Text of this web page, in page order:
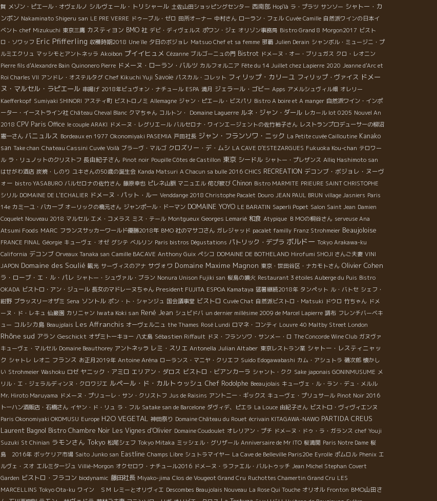
賀 メゾン・ピエール・オヴェルノ シルヴェール・トリシャール 土佐山田ショッピングセンター 西南部 Hop'là ラ・プラツ サンソー シャトー・カ
ンボン Nakaminato Shigeru san LE PRE VERRE ドゥーブル・ゼロ 田所オーナー 中村さん ローラン・フェル Cuvée Camille 自然派ワインの日本イ
ベント chef Mizukuchi 東京三鷹 カスティヨン BMO 社 デビ・ディヴェルス ポワン・ジェ オリゾン事務局 Bistro Grand 8 Morgon2017 ビスト
ロ・ソワッフ Eric Pfifferling 収穫時期2018 Une île 夕日のボジョレ Matsuo Chef et sa femme 那覇 Julien Derain シャンボル・ミュージニ・プ
ルミエクリュ マッシモとアントネッラ Akoibon プイイヒュメ Cézanne ブルゴーニュの門 Bistrot ドメーヌ・オー・ブリュガス クロ・レオニン
Pierre fils d'Alexandre Bain Quinonero Pierre ドメーヌ・ローラン・バルツ カルフォルニア Fête du 14 Juillet chez Lapierre 2020 Jeanne d'Arc et
Roi Charles VII アンドレ・オステルタグ Chef Kikuchi Yuji Savoie パスカル・コレット フィリップ・カリーユ フィリップ・ヴァイス ドメー
ヌ・マルセル・ラピエール 串揚げ 2018年ビュヴォン・ナチュール ESPA 満月 ジェラール・ゴビー Apps アメルシュヴィル畑 オレリー
Kaefferkopf Sumiyaki SHINORI アスティ町 ビストロノミ Allemagne ジャン・ピエール・ビスパリ Bistro A boire et A manger 自然派ワイン・インポ
ーター・イーストライン社 Château Cheval Blanc クマちゃん コルトン・ Domaine Laguerre ルネ・ジャン・ダール レカール lot 0205 Nouvel An
2018 CPV Paris Office le couple ARAKI ドメーヌ・レグリエール バルセロナ・ワインエージェントの佐竹裕子さん レストランプロデューサーの柳沼
憲一さん バニュルス Bordeaux en 1977 Okonomiyaki PASEMIA 戸田社長 ジャン・フランソワ・ニック La Petite cuvée Cailloutine Kanako
san Take chan Chateau Cassini Cuvée Voilà ブラーヴ・マルゴ クロズリー・デ・ムシ LA CAVE D’ESTEZARGUES Fukuoka Kou-chan テロワー
ル ラ・リュノットのクリストフ 長由紀子さん Pinot noir Poupille Côtes de Castillon 東京 シードル シャトー・プレザンス Alliq Hashimoto san
はせがわ酒店 炭焼・しのり ユキさんの50歳の誕生会 Kanda Matsuri A Chacun sa bulle 2016 CHICS RECREATION デコンブ・ボジョレ・ヌーヴ
ォー bistro YASABURO バルセロナの佐竹さん 藤原幸也 ピレネ山脈 マニュエル 侘び寂び Chinon Bistro MARMITE PRIEURE SAINT CHRISTOPHE
シリル DOMAINE DE L'ECHALIER ドメーヌ・パット・ルー Venddange 2018 Christophe Pacalet Douro JEAN PAUL BRUN village Jasniers Paris
14e カミーユ・バカーブ オーリックの橋元さん ジャンポール・ドーマン DOMAINE YOYO LE BARATIN Saperli Popet Salon Saint Jean Damien
Coquelet Nouveau 2018 マルセル エメ・コメラス ミス・テール Montgueux Georges Lemarié 和食 Atypique ＢＭОの桐谷さん serveuse Ana
Atsumi Foods MARC フランスサッカーワールド優勝2018年 BMO 社のマサコさん ガレジャッド pacalet familly Franz Strohmeier Beaujoloise
FRANCE FINAL Géorgie キューヴェ・オゼ グシテ ベルリン Paris bistros Dégustations パトリック・デプラ ボルドー Tokyo Arakawa-ku
California デコンブ Orveaux Tanaka san Camille BACAVE Anthony Guix ペシコ DOMAINE DE BOTHELAND Hirofumi SHOJI さんご夫妻 VINI
JAPON Domaine des Soulié 観光 サーヴィスのアナ サヴォワ Domaine Maxime Magnon 東京・世田谷区・ナカモトさん Olivier Cohen
ラ・ローブ・エ・ル・パレ シャトー・シュヴァル・ブラン Nonura Unison Fujiki san 桜島の噴火 Restaurant 3 étoiles Auberge du Puis Bistro
OKADA ビストロ・アン・ジュール 長女のマドレーヌちゃん President FUJITA ESPOA Kamataya 猛暑継続2018年 タンペット ル・バトセ シェフ・
紺野 ブラッスリーオザミ Sena ソントル ポン・ト・シャンジュ 国会議事堂 ビストロ Cuvée Chat 自然派ビストロ・Matsuki ドウロ 竹ちゃん ドメ
ーヌ・ド・レキュ 仙巌園 カリニャン Iwata Koki san René Jean シュビドバ un dernier millésime 2009 de Marcel Lapierre 調布 フレンチバーベキ
ュー コルシカ島 Beaujplais Les Affranchis オーヴェルニュ the Thames Rosé Lundi ロマネ・コンティ Louvre 40 Maltby Street London
Rhône sud アラン Geschickt オザミトーキョー 八丈島 Sébastien Riffault ドヌ・フランソワ・サンメー・ロ The Concorde Wine Club ガヌヴァ
キューヴェ・マルセル Domaine Beauthorey アントネッラ レミ・スリエ Antonella Julian Altaber 東京レストラン業 シャトー・レスティニャッ
ク シャトレ レオニ フランス お正月2019年 Antoine Aréna ローランス・マニヤ・クリエフ Suido Edogawabashi カム・アシュトラ 磯次郎 懐かし
い Strohmeier Washoku ロゼ ヤニック・アミロ エリアン・ダロス ビストロ・ビアンカーラ シャント・クク Sake japonais GONINMUSUME メ
リル・エ・ジェラルディンヌ・クロワジエ ルペール・ド・カルトゥッシュ Chef Rodolphe Beeaujolais キューヴェ・ル・ラン・デュ・メルル
Mr. Hiroto Maruyama ドメーヌ・プリューレ・サン・クリストフ Jus de Raisins アントニー・ギックス キューヴェ・プリュサール Pinot Noir 2016
トーハン酒販店・石橋さん イヤン・ド・リュ ラ・フル Satake san de Barcelone ダヴィデ、ピエラ La Louce 由紀子さん ビストロ・ヴィヴィエンヌ
Paris Okonomiyaki OKOMUSU Europe H2O VEGETAL 神田祭り Domaine Château du Rouet écrivain KITAGAWA-NAWO PARTIDA CREUS
Laurent Bagnol Bistro Chambre Noir Les Vignes d'Olivier Domaine Coudoulet オレリアン・プチ ドメーヌ・ドゥ・ラ・ガランス chef Youji
Suzuki St Chinian ラモンさん Tokyo 松尾シェフ Tokyo Mitaka ミッシェル・グリザール Anniversaire de Mr ITO 桜満開 Paris Notre Dame 桜
島 2016年 ボッケリア市場 Saito Junko san Eastline Champs Libre シュトラマイヤー La Cave de Belleville Paris20e Eyrolle ポムロル Phenix エ
ルヴェ・スオ エルミタージュ Villié-Morgon オクセロワ・ナチュール2016 ドメーヌ・ラファエル・バルトゥッチ Jean Michel Stephan Covert
Garden ビストロ・フラコン biodynamic 藤田社長 Miyako-jima Clos de Vougeot Grand Cru Ruchottes Chamertin Grand Cru LES
MARCELLINS Tokyo Ota-ku ワイン ＳＭ レミーとオリヴィエ Descombes Beaujolais Nouveau La Rose Qui Touche オリオル Fronton BMO山田さ